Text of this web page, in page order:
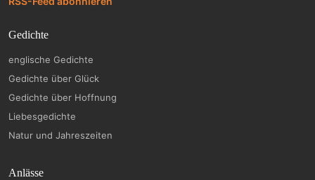
Gedichte
englische Gedichte
Gedichte über Glück
Gedichte über Hoffnung
Liebesgedichte
Natur und Jahreszeiten
Anlässe